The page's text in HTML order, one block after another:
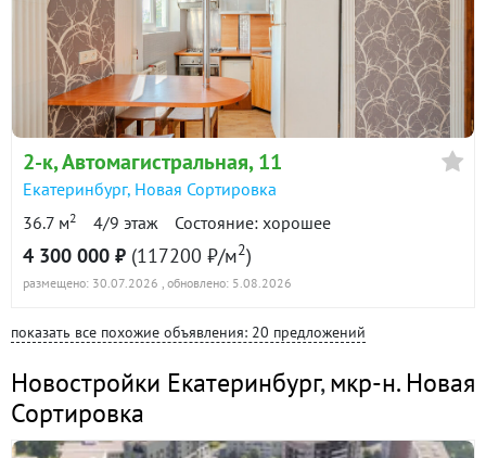
2-к, Автомагистральная, 11
Екатеринбург, Новая Сортировка
36.7 м2 4/9 этаж Состояние: хорошее
4 300 000 ₽ (117200 ₽/м2)
размещено: 30.07.2026 , обновлено: 5.08.2026
показать все похожие объявления: 20 предложений
Новостройки Екатеринбург,мкр-н. Новая
Сортировка